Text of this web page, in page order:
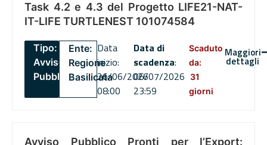
Task 4.2 e 4.3 del Progetto LIFE21-NAT-
IT-LIFE TURTLENEST 101074584
Tipo:
Avviso
Pubblico
Ente:
Regione
Basilicata
Data
inizio:
26/06/2026
08:00
Data di
scadenza:
06/07/2026
23:59
Scaduto
da:
31
giorni
Maggiori
dettagli
Avviso Pubblico Pronti per l’Export: